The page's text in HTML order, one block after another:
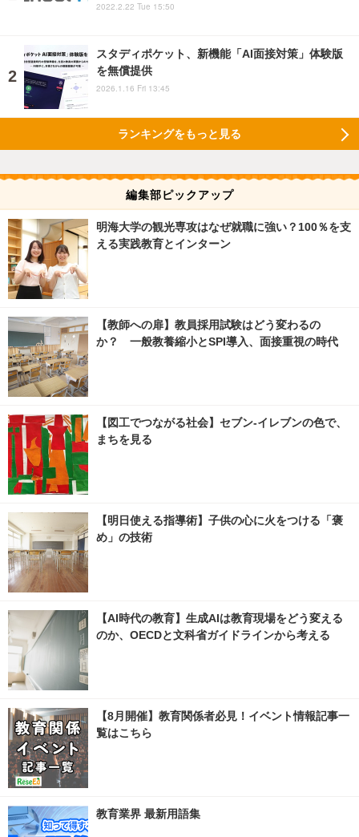
2022.2.22 Tue 15:50
スタディポケット、新機能「AI面接対策」体験版
を無償提供
2026.1.16 Fri 13:45
ランキングをもっと見る
編集部ピックアップ
明海大学の観光専攻はなぜ就職に強い？100％を支
える実践教育とインターン
【教師への扉】教員採用試験はどう変わるの
か？ 一般教養縮小とSPI導入、面接重視の時代
【図工でつながる社会】セブン‐イレブンの色で、
まちを見る
【明日使える指導術】子供の心に火をつける「褒
め」の技術
【AI時代の教育】生成AIは教育現場をどう変える
のか、OECDと文科省ガイドラインから考える
【8月開催】教育関係者必見！イベント情報記事一
覧はこちら
教育業界 最新用語集